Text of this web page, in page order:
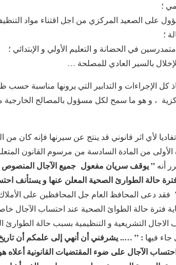
على الصعيد المركزي من اجل اقتناء مواد
؛
في الحضانة و التعليم الأولي و الإبتدائي ؛
بالسير العادي للمصلحة …
كل الإجراءات و التدابير التي يرونها مناسبة
، و هو ما سمح لكل مسؤول بالمصالح
لأي اثر قانوني قد ينتج عن سيرنها فإنه كان
الأولى من المادة السادسة من مرسوم القانون
أنه ” يوقف سريان مفعول جميع الآجال
حالة الطوارئ الصحية المعلن عنها و يستأنف
فقد دعى المحافظ العام جل المحافظين على
فترة حالة الطوائ الصحية عند احتساب الآجال
التشريعية و التنظيمية بسبب حالة الطوارئ
: ” ….. يشرفني أن أنهي إلى علمكم أن
الآجال على ضوء المقتضيات القانونية أعلاه